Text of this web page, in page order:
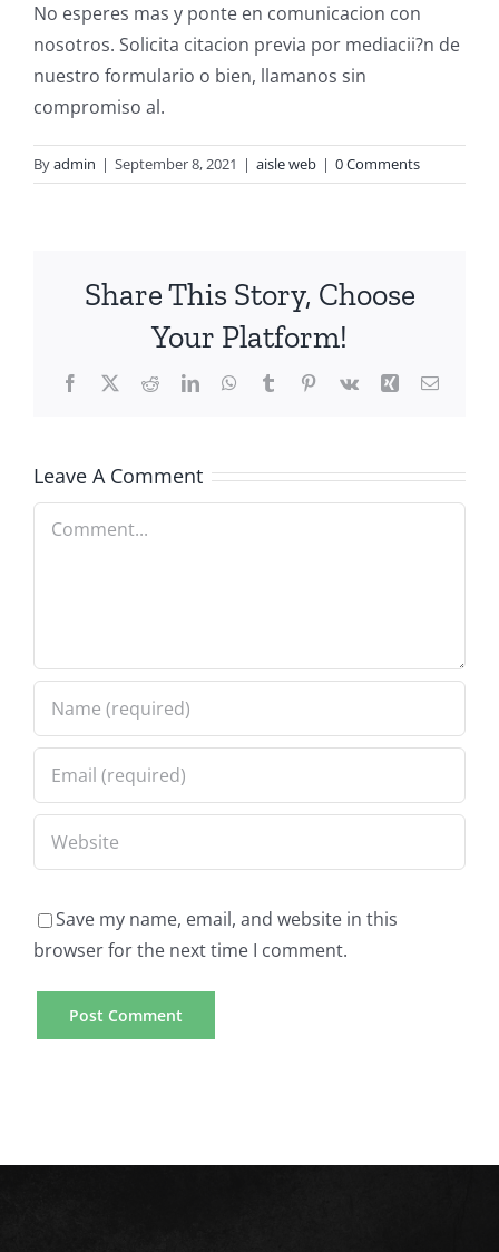
No esperes mas y ponte en comunicacion con
nosotros. Solicita citacion previa por mediacii?n de
nuestro formulario o bien, llamanos sin
compromiso al.
Byadmin | September 8, 2021 | aisle web | 0 Comments
Share This Story, Choose
Your Platform!
Facebook
X RedditLinkedInWhatsApp
TumblrPinterest
Vk Xing Email
Leave A Comment
Comment
Save my name, email, and website in this
browser for the next time I comment.